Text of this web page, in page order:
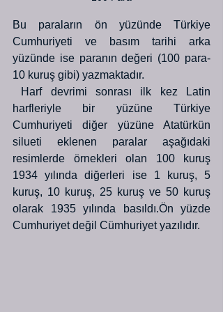
Bu paraların ön yüzünde Türkiye
Cumhuriyeti ve basım tarihi arka
yüzünde ise paranın değeri (100 para-
10 kuruş gibi) yazmaktadır.
Harf devrimi sonrası ilk kez Latin
harfleriyle bir yüzüne Türkiye
Cumhuriyeti diğer yüzüne Atatürkün
silueti eklenen paralar aşağıdaki
resimlerde örnekleri olan 100 kuruş
1934 yılında diğerleri ise 1 kuruş, 5
kuruş, 10 kuruş, 25 kuruş ve 50 kuruş
olarak 1935 yılında basıldı.Ön yüzde
Cumhuriyet değil Cümhuriyet yazılıdır.